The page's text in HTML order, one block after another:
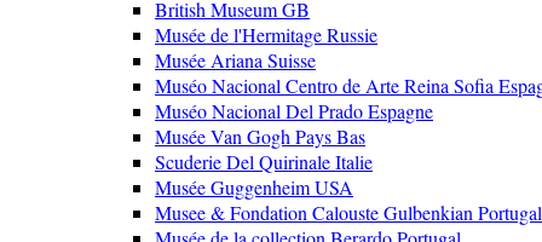
British Museum GB
Musée de l'Hermitage Russie
Musée Ariana Suisse
Muséo Nacional Centro de Arte Reina Sofia
Muséo Nacional Del Prado Espagne
Musée Van Gogh Pays Bas
Scuderie Del Quirinale Italie
Musée Guggenheim USA
Musee & Fondation Calouste Gulbenkian Portugal